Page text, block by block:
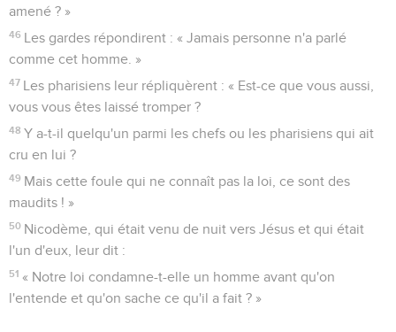
amené ? »
46 Les gardes répondirent : « Jamais personne n'a parlé
comme cet homme. »
47 Les pharisiens leur répliquèrent : « Est-ce que vous aussi,
vous vous êtes laissé tromper ?
48 Y a-t-il quelqu'un parmi les chefs ou les pharisiens qui ait
cru en lui ?
49 Mais cette foule qui ne connaît pas la loi, ce sont des
maudits ! »
50 Nicodème, qui était venu de nuit vers Jésus et qui était
l'un d'eux, leur dit :
51 « Notre loi condamne-t-elle un homme avant qu'on
l'entende et qu'on sache ce qu'il a fait ? »